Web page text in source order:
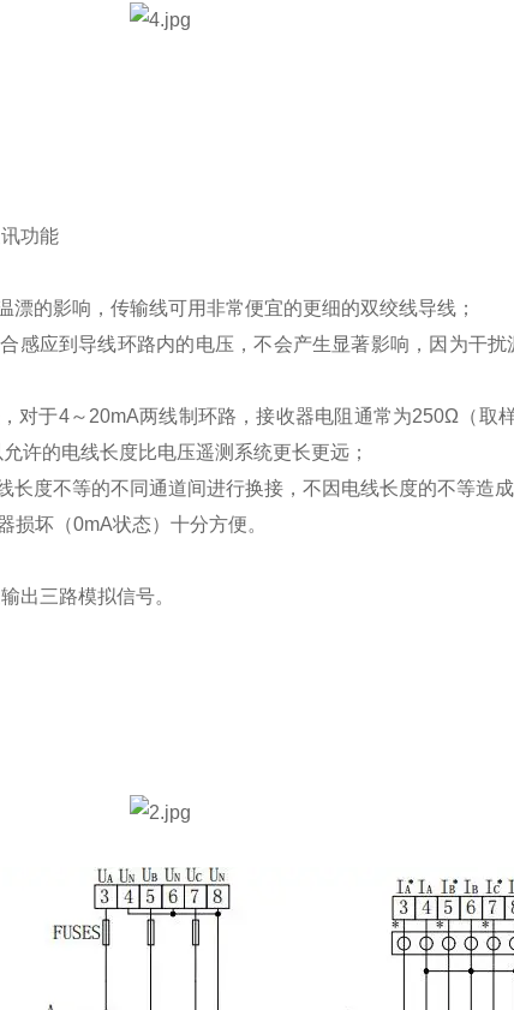
功能
的影响，传输线可用非常便宜的更细的双绞线导线；
感应到导线环路内的电压，不会产生显著影响，因为干扰
对于4～20mA两线制环路，接收器电阻通常为250Ω（取
许的电线长度比电压遥测系统更长更远；
度不等的不同通道间进行换接，不因电线长度的不等造成
损坏（0mA状态）十分方便。
出三路模拟信号。